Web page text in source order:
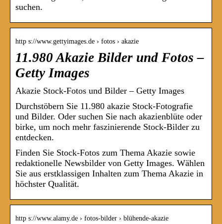
suchen.
http s://www.gettyimages.de › fotos › akazie
11.980 Akazie Bilder und Fotos –
Getty Images
Akazie Stock-Fotos und Bilder – Getty Images
Durchstöbern Sie 11.980 akazie Stock-Fotografie
und Bilder. Oder suchen Sie nach akazienblüte oder
birke, um noch mehr faszinierende Stock-Bilder zu
entdecken.
Finden Sie Stock-Fotos zum Thema Akazie sowie
redaktionelle Newsbilder von Getty Images. Wählen
Sie aus erstklassigen Inhalten zum Thema Akazie in
höchster Qualität.
http s://www.alamy.de › fotos-bilder › blühende-akazie